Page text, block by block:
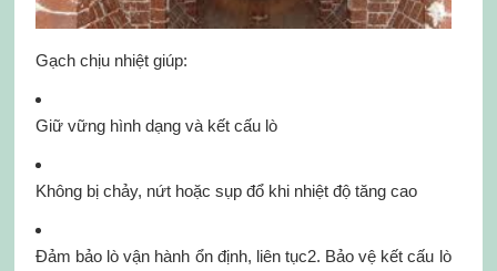
Gạch chịu nhiệt giúp:
Giữ vững hình dạng và kết cấu lò
Không bị chảy, nứt hoặc sụp đổ khi nhiệt độ tăng cao
Đảm bảo lò vận hành ổn định, liên tục2. Bảo vệ kết cấu lò